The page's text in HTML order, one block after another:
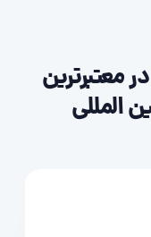
معتبرترین
المللی